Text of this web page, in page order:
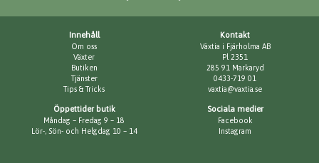
Innehåll
Om oss
Växter
Butiken
Tjänster
Tips & Tricks
Kontakt
Växtia i Fjärholma AB
Pl 2351
285 91 Markaryd
0433-719 01
vaxtia@vaxtia.se
Öppettider butik
Måndag – Fredag 9 – 18
Lör-, Sön- och Helgdag 10 – 14
Sociala medier
Facebook
Instagram